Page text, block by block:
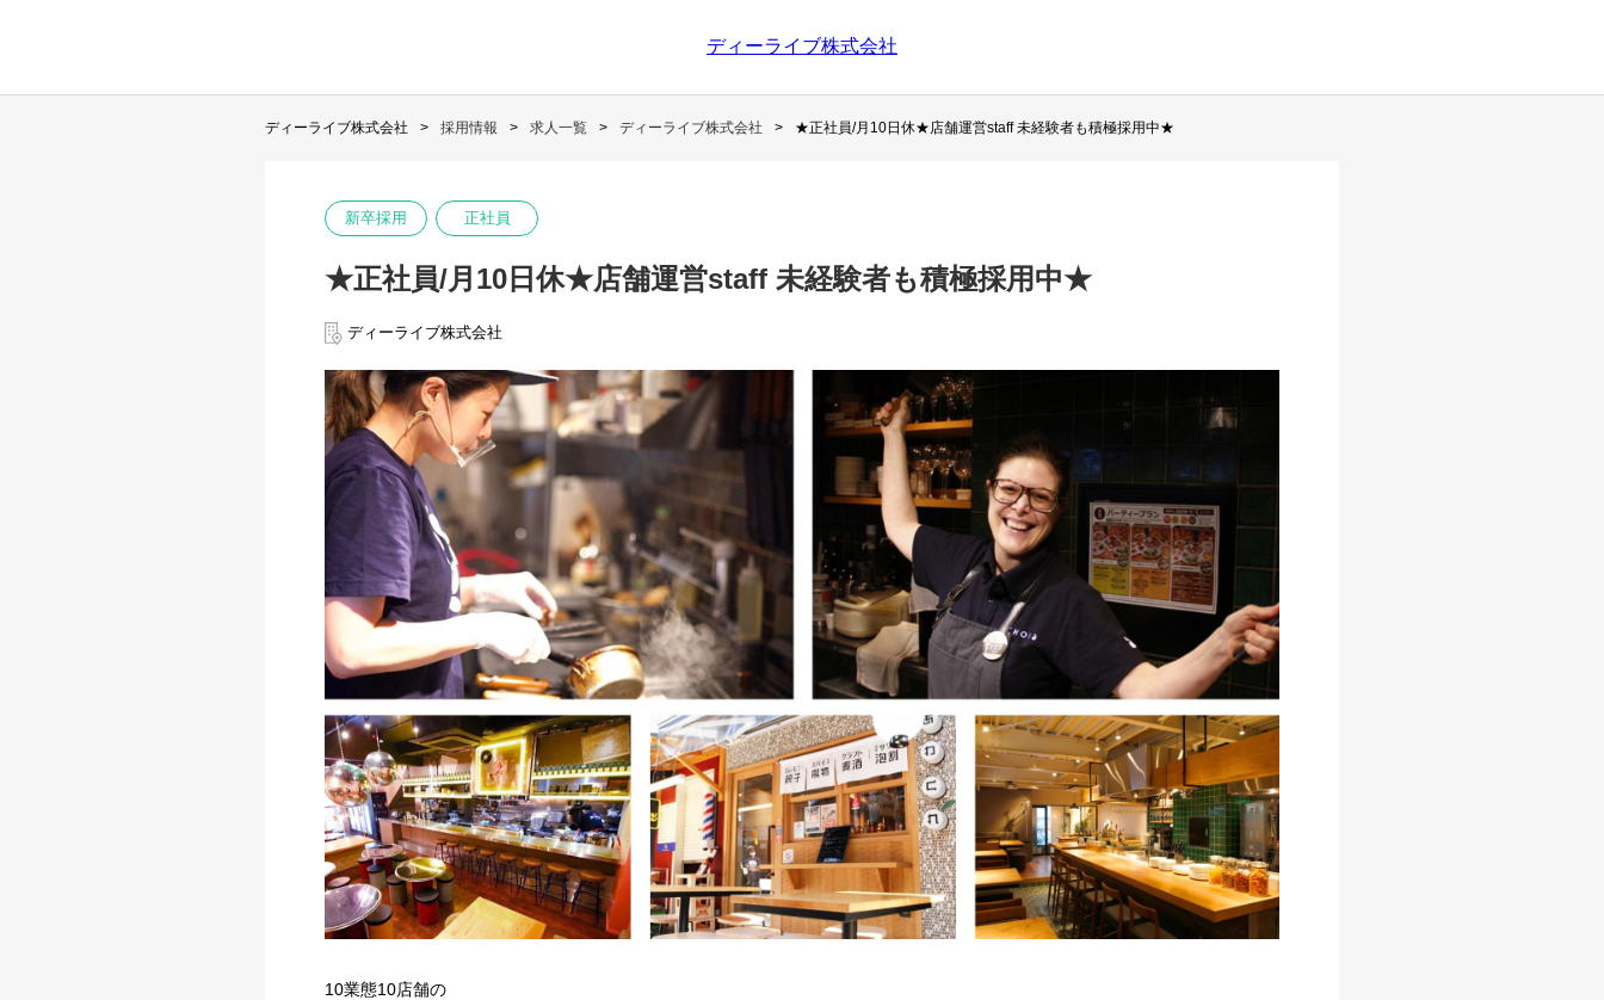
ディーライブ株式会社
ディーライブ株式会社 採用情報 求人一覧 ディーライブ株式会社 ★正社員/月10日休★店舗運営staff 未経験者も積極採用中★
新卒採用 正社員
★正社員/月10日休★店舗運営staff 未経験者も積極採用中★
ディーライブ株式会社
10業態10店舗の